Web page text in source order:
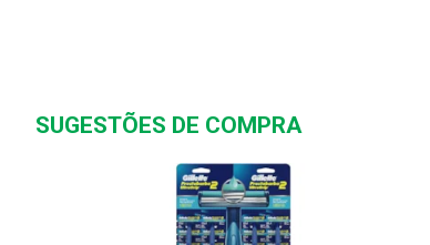
SUGESTÕES DE COMPRA